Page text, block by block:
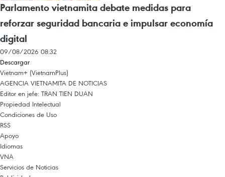
Parlamento vietnamita debate medidas para
reforzar seguridad bancaria e impulsar economía
digital
09/08/2026 08:32
Descargar
Vietnam+ (VietnamPlus)
AGENCIA VIETNAMITA DE NOTICIAS
Editor en jefe: TRAN TIEN DUAN
Propiedad Intelectual
Condiciones de Uso
RSS
Apoyo
Idiomas
VNA
Servicios de Noticias